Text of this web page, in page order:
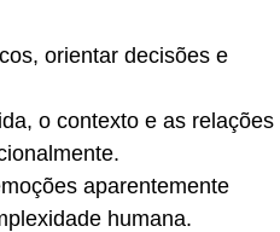
orientar decisões e
o contexto e as relações
aparentemente
humana.